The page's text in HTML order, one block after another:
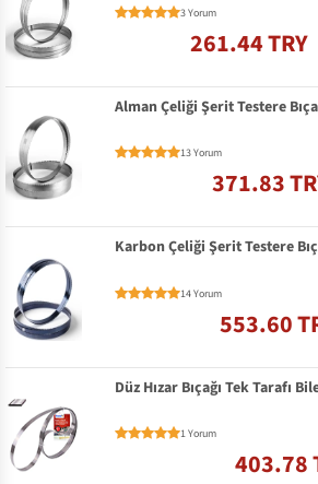
3 Yorum
261.44 TRY
Alman Çeliği Şerit Testere
13 Yorum
371.83
Karbon Çeliği Şerit Testere
14 Yorum
553.60
Düz Hızar Bıçağı Tek Tarafı
1 Yorum
403.78